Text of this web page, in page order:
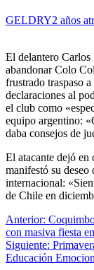
GELDRY2 años
El delantero Carlos
abandonar Colo
frustrado traspaso
declaraciones al
el club como
equipo argentino:
daba consejos de
El atacante dejó en
manifestó su deseo
internacional:
de Chile en
Navegación
de
entradas
Anterior:
con masiva fiesta
Siguiente:
Educación